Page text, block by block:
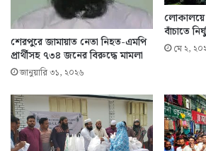
শেরপুরে জামায়াত নেতা নিহত-এমপি
প্রার্থীসহ ৭৩৪ জনের বিরুদ্ধে মামলা
জানুয়ারি ৩১, ২০২৬
লোকালয়ে
বাঁচাতে
মে ২,